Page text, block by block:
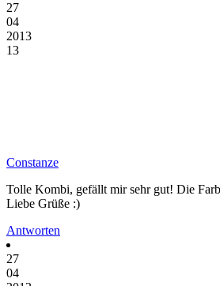
27
04
2013
13
Constanze
Tolle Kombi, gefällt mir sehr gut! Die
Liebe Grüße :)
Antworten
27
04